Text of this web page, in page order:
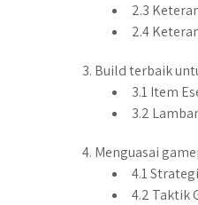
2.3
2.4
Build terbaik
3.1 Item
3.2
Menguasai
4.1
4.2 Taktik